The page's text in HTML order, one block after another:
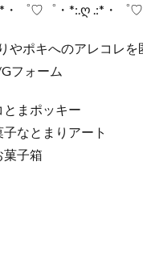
・゜♡゜・*:.ღ .:*・゜
やポキへのアレコレを
フォーム
まポッキー
なとまりアート
菓子箱